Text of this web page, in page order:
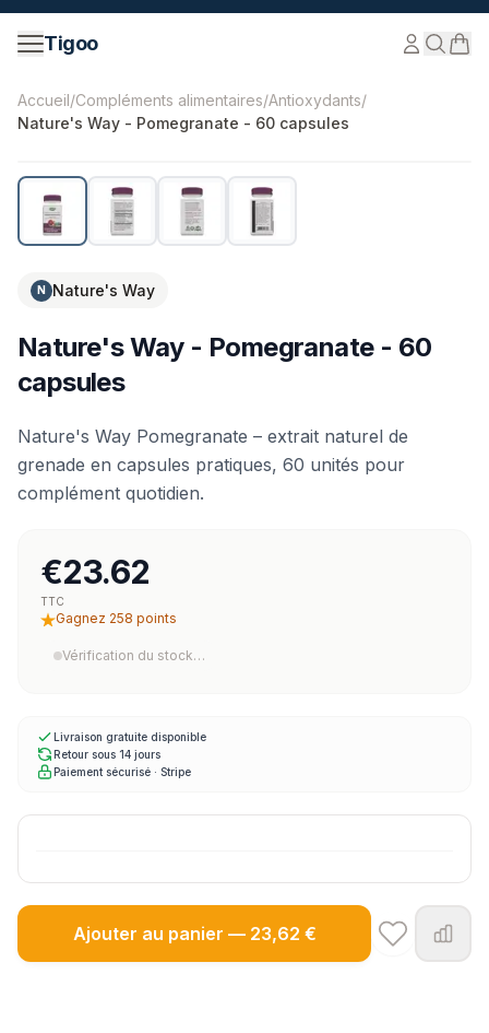
Passer au contenu
Tigoo
©2026Nutri Nordic AB.Tous droits réservés.
Accueil/Compléments alimentaires/Antioxydants/
Nature's Way - Pomegranate - 60 capsules
N Nature's Way
Nature's Way - Pomegranate - 60
capsules
Nature's Way Pomegranate – extrait naturel de
grenade en capsules pratiques, 60 unités pour
complément quotidien.
€23.62
TTC
Gagnez 258 points
Vérification du stock…
Livraison gratuite disponible
Retour sous 14 jours
Paiement sécurisé · Stripe
Ajouter au panier — 23,62 €